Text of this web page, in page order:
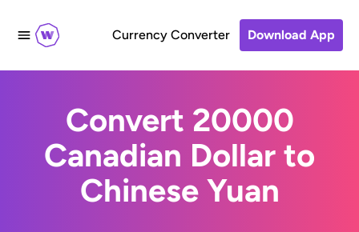
Currency Converter Download App
Convert 20000
Canadian Dollar to
Chinese Yuan